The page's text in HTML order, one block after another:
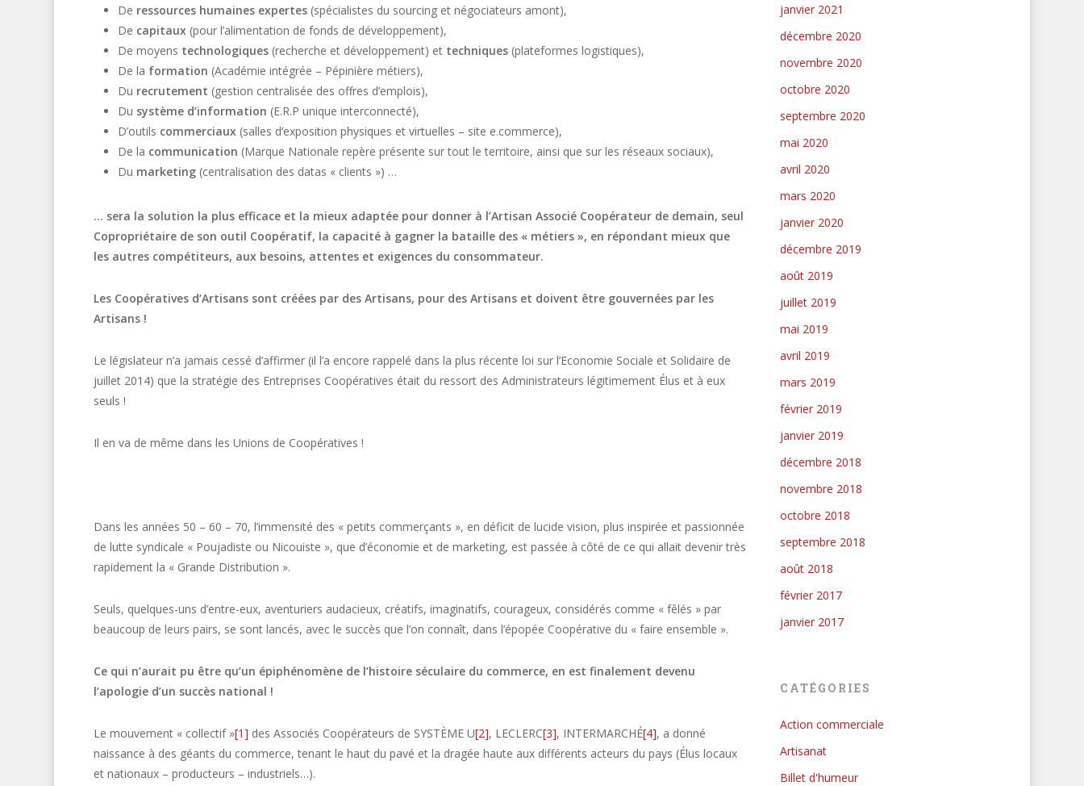
De ressources humaines expertes(spécialistes du sourcing et négociateurs amont),
De capitaux (pour l’alimentation de fonds de développement),
De moyens technologiques(recherche et développement) et techniques(plateformes logistiques),
De la formation (Académie intégrée – Pépinière métiers),
Du recrutement (gestion centralisée des offres d’emplois),
Du système d’information (E.R.P unique interconnecté),
D’outils commerciaux (salles d’exposition physiques et virtuelles – site e.commerce),
De la communication (Marque Nationale repère présente sur tout le territoire, ainsi que sur les réseaux sociaux),
Du marketing(centralisation des datas « clients ») …
… sera la solution la plus efficace et la mieux adaptée pour donner à l’Artisan Associé Coopérateur de demain, seul
Copropriétaire de son outil Coopératif, la capacité à gagner la bataille des « métiers », en répondant mieux que
les autres compétiteurs, aux besoins, attentes et exigences du consommateur.
Les Coopératives d’Artisans sont créées par des Artisans, pour des Artisans et doivent être gouvernées par les
Artisans !
Le législateur n’a jamais cessé d’affirmer (il l’a encore rappelé dans la plus récente loi sur l’Economie Sociale et Solidaire de
juillet 2014) que la stratégie des Entreprises Coopératives était du ressort des Administrateurs légitimement Élus et à eux
seuls !
Il en va de même dans les Unions de Coopératives !
Dans les années 50 – 60 – 70, l’immensité des « petits commerçants », en déficit de lucide vision, plus inspirée et passionnée
de lutte syndicale « Poujadiste ou Nicouiste », que d’économie et de marketing, est passée à côté de ce qui allait devenir très
rapidement la « Grande Distribution ».
Seuls, quelques-uns d’entre-eux, aventuriers audacieux, créatifs, imaginatifs, courageux, considérés comme « fêlés » par
beaucoup de leurs pairs, se sont lancés, avec le succès que l’on connaît, dans l’épopée Coopérative du « faire ensemble ».
Ce qui n’aurait pu être qu’un épiphénomène de l’histoire séculaire du commerce, en est finalement devenu
l’apologie d’un succès national !
Le mouvement « collectif »[1] des Associés Coopérateurs de SYSTÈME U[2], LECLERC[3], INTERMARCHÉ[4], a donné
naissance à des géants du commerce, tenant le haut du pavé et la dragée haute aux différents acteurs du pays (Élus locaux
et nationaux – producteurs – industriels…).
janvier 2021
décembre 2020
novembre 2020
octobre 2020
septembre 2020
mai 2020
avril 2020
mars 2020
janvier 2020
décembre 2019
août 2019
juillet 2019
mai 2019
avril 2019
mars 2019
février 2019
janvier 2019
décembre 2018
novembre 2018
octobre 2018
septembre 2018
août 2018
février 2017
janvier 2017
CATÉGORIES
Action commerciale
Artisanat
Billet d'humeur